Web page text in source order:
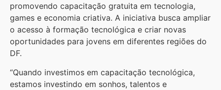
promovendo capacitação gratuita em tecnologia,
games e economia criativa. A iniciativa busca ampliar
o acesso à formação tecnológica e criar novas
oportunidades para jovens em diferentes regiões do
DF.
“Quando investimos em capacitação tecnológica,
estamos investindo em sonhos, talentos e